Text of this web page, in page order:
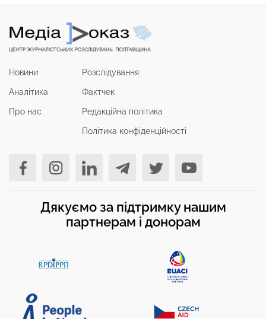
Новини
Аналітика
Про нас
Розслідування
Фактчек
Редакційна політика
Політика конфіденційності
Дякуємо за підтримку нашим
партнерам і донорам